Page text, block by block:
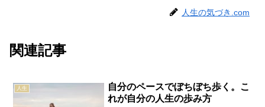
人生の気づき.com
関連記事
人生
自分のペースでぼちぼち歩く。こ
れが自分の人生の歩み方